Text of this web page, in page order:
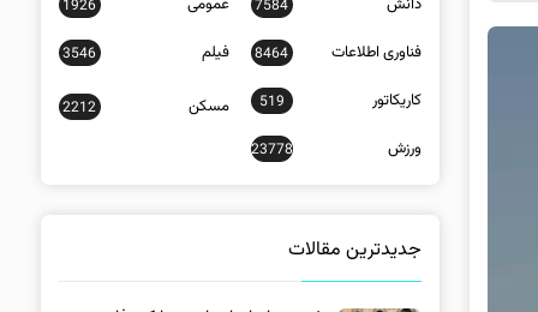
7584
1926
فناوری اطلاعات 8464 فیلم 3546
کاریکاتور 519 مسکن 2212
ورزش 23778
جدیدترین مقالات